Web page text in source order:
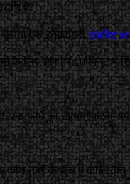
है?
कृपया एक इनक्वायरीसबमिट
के लिए आप हर 10 मिनट में
फार्म का उपयोग करके
कार्ड नंबर के बीच में कोई